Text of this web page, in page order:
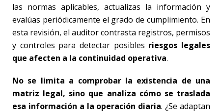
las normas aplicables, actualizas la información y
evalúas periódicamente el grado de cumplimiento. En
esta revisión, el auditor contrasta registros, permisos
y controles para detectar posibles riesgos legales
que afecten a la continuidad operativa.
No se limita a comprobar la existencia de una
matriz legal, sino que analiza cómo se traslada
esa información a la operación diaria. ¿Se adaptan